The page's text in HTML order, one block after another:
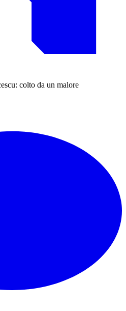
colto da un malore